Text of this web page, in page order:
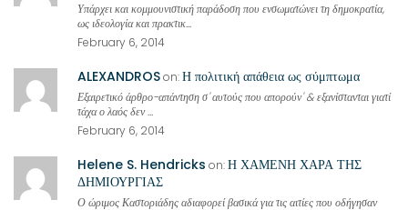
Υπάρχει και κομμουνιστική παράδοση που ενσωματώνει τη δημοκρατία,
ως ιδεολογία και πρακτικ...
February 6, 2014
ALEXANDROSon:Η πολιτική απάθεια ως σύμπτωμα
Εξαιρετικό άρθρο-απάντηση σ' αυτούς που απορούν' & εξανίστανται γιατί
τάχα ο λαός δεν ...
February 6, 2014
Helene S. Hendricks on:Η ΧΑΜΕΝΗ ΧΑΡΑ ΤΗΣ
ΔΗΜΙΟΥΡΓΙΑΣ
Ο ώριμος Καστοριάδης αδιαφορεί βασικά για τις αιτίες που οδήγησαν